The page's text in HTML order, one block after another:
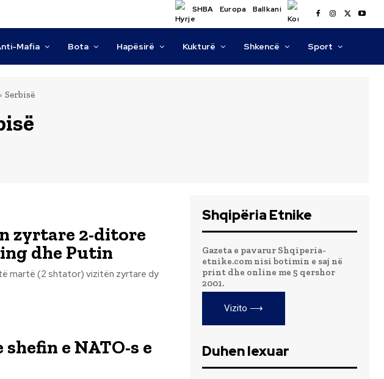
SHBA Europa Ballkani
Mafia Bota Hapësirë Kukturë Shkencë Sport
Serbisë
zyrtare 2-ditore
dhe Putin
martë (2 shtator) vizitën zyrtare dy
e NATO-s e
Shqipëria Etnike
Gazeta e pavarur Shqiperia-
etnike.com nisi botimin e saj në
print dhe online me 5 qershor
2001.
Vizito ⟶
Duhen lexuar